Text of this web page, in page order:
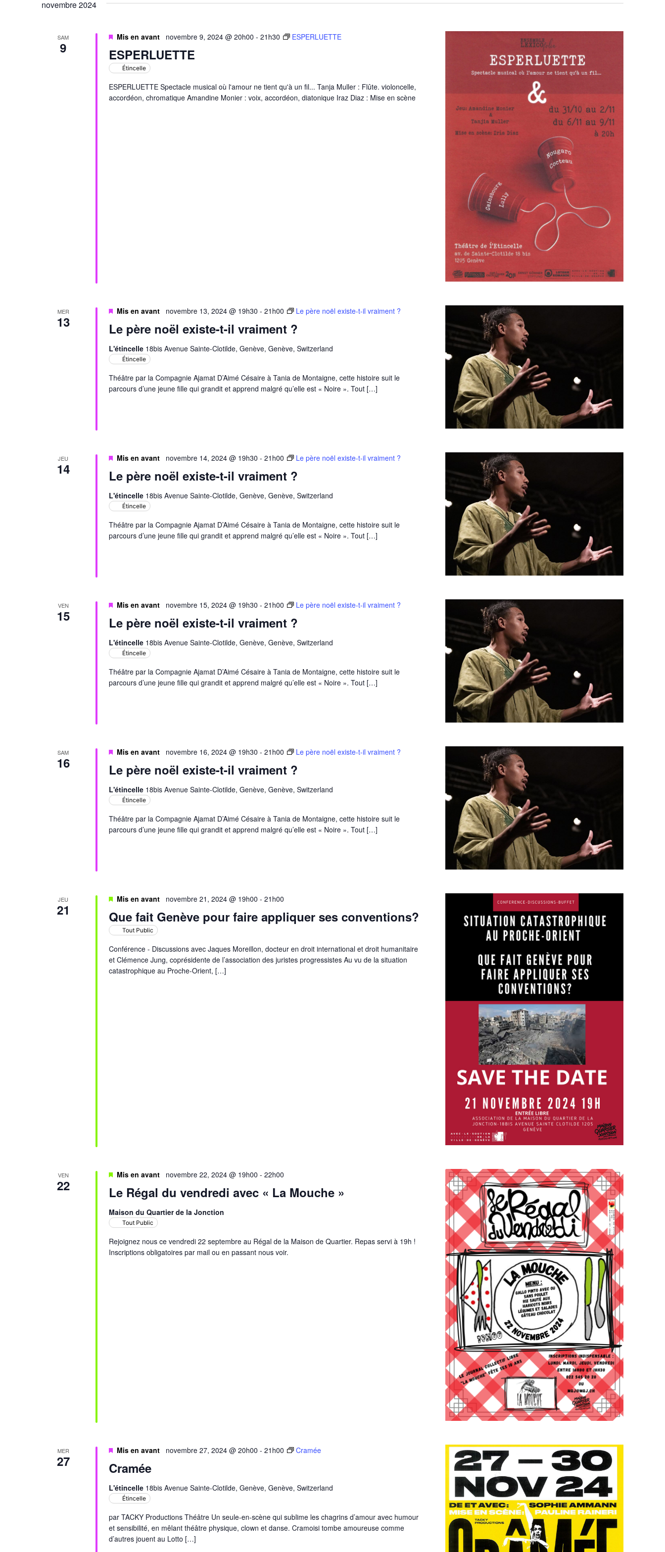
novembre 2024
SAM
9 ESPERLUETTE
Mis en avant novembre 9, 2024 @ 20h00 - 21h30 ESPERLUETTE
Étincelle
ESPERLUETTE Spectacle musical où l'amour ne tient qu'à un fil... Tanja Muller : Flûte. violoncelle,
accordéon, chromatique Amandine Monier : voix, accordéon, diatonique Iraz Diaz : Mise en scène
MER
13 Le père noël existe-t-il vraiment ?
Mis en avant novembre 13, 2024 @ 19h30 - 21h00 Le père noël existe-t-il vraiment ?
L'étincelle 18bis Avenue Sainte-Clotilde, Genève, Genève, Switzerland
Étincelle
Théâtre par la Compagnie Ajamat D’Aimé Césaire à Tania de Montaigne, cette histoire suit le
parcours d’une jeune fille qui grandit et apprend malgré qu’elle est « Noire ». Tout […]
JEU
14 Le père noël existe-t-il vraiment ?
Mis en avant novembre 14, 2024 @ 19h30 - 21h00 Le père noël existe-t-il vraiment ?
L'étincelle 18bis Avenue Sainte-Clotilde, Genève, Genève, Switzerland
Étincelle
Théâtre par la Compagnie Ajamat D’Aimé Césaire à Tania de Montaigne, cette histoire suit le
parcours d’une jeune fille qui grandit et apprend malgré qu’elle est « Noire ». Tout […]
VEN
15 Le père noël existe-t-il vraiment ?
Mis en avant novembre 15, 2024 @ 19h30 - 21h00 Le père noël existe-t-il vraiment ?
L'étincelle 18bis Avenue Sainte-Clotilde, Genève, Genève, Switzerland
Étincelle
Théâtre par la Compagnie Ajamat D’Aimé Césaire à Tania de Montaigne, cette histoire suit le
parcours d’une jeune fille qui grandit et apprend malgré qu’elle est « Noire ». Tout […]
SAM
16 Le père noël existe-t-il vraiment ?
Mis en avant novembre 16, 2024 @ 19h30 - 21h00 Le père noël existe-t-il vraiment ?
L'étincelle 18bis Avenue Sainte-Clotilde, Genève, Genève, Switzerland
Étincelle
Théâtre par la Compagnie Ajamat D’Aimé Césaire à Tania de Montaigne, cette histoire suit le
parcours d’une jeune fille qui grandit et apprend malgré qu’elle est « Noire ». Tout […]
JEU
21 Que fait Genève pour faire appliquer ses conventions?
Mis en avant novembre 21, 2024 @ 19h00 - 21h00
Tout Public
Conférence - Discussions avec Jaques Moreillon, docteur en droit international et droit humanitaire
et Clémence Jung, coprésidente de l’association des juristes progressistes Au vu de la situation
catastrophique au Proche-Orient, […]
VEN
22 Le Régal du vendredi avec « La Mouche »
Mis en avant novembre 22, 2024 @ 19h00 - 22h00
Maison du Quartier de la Jonction
Tout Public
Rejoignez nous ce vendredi 22 septembre au Régal de la Maison de Quartier. Repas servi à 19h !
Inscriptions obligatoires par mail ou en passant nous voir.
MER
27 Cramée
Mis en avant novembre 27, 2024 @ 20h00 - 21h00 Cramée
L'étincelle 18bis Avenue Sainte-Clotilde, Genève, Genève, Switzerland
Étincelle
par TACKY Productions Théâtre Un seule-en-scène qui sublime les chagrins d’amour avec humour
et sensibilité, en mêlant théâtre physique, clown et danse. Cramoisi tombe amoureuse comme
d’autres jouent au Lotto […]